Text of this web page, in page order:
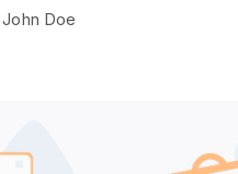
John Doe